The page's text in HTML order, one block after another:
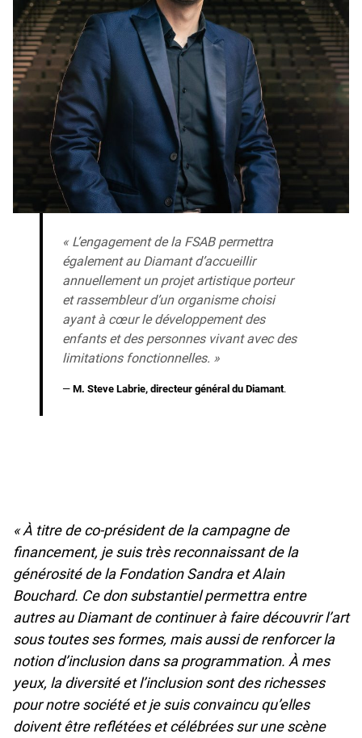
« L’engagement de la FSAB permettra
également au Diamant d’accueillir
annuellement un projet artistique porteur
et rassembleur d’un organisme choisi
ayant à cœur le développement des
enfants et des personnes vivant avec des
limitations fonctionnelles. »
—M. Steve Labrie, directeur général du Diamant.
« À titre de co-président de la campagne de
financement, je suis très reconnaissant de la
générosité de la Fondation Sandra et Alain
Bouchard. Ce don substantiel permettra entre
autres au Diamant de continuer à faire découvrir l’art
sous toutes ses formes, mais aussi de renforcer la
notion d’inclusion dans sa programmation. À mes
yeux, la diversité et l’inclusion sont des richesses
pour notre société et je suis convaincu qu’elles
doivent être reflétées et célébrées sur une scène